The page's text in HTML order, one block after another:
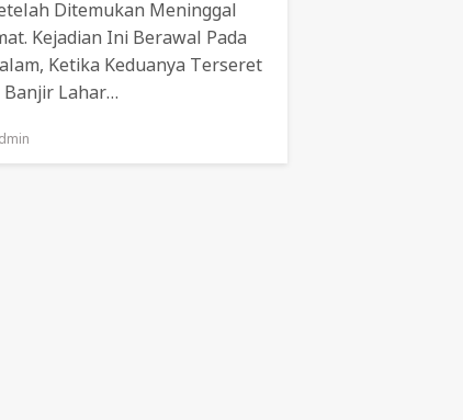
Ditemukan Meninggal
Kejadian Ini Berawal Pada
Ketika Keduanya Terseret
Banjir Lahar…